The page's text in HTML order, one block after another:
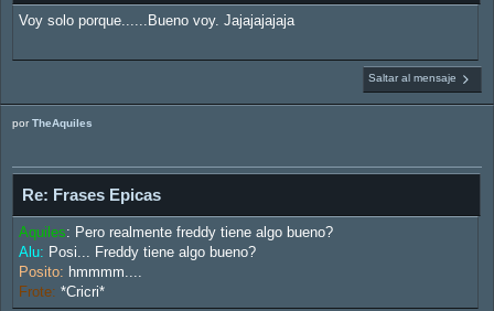
Voy solo porque......Bueno voy. Jajajajajaja
Saltar al mensaje
porTheAquiles
Re: Frases Epicas
Aquiles: Pero realmente freddy tiene algo bueno?
Alu: Posi... Freddy tiene algo bueno?
Posito: hmmmm....
Frote: *Cricri*